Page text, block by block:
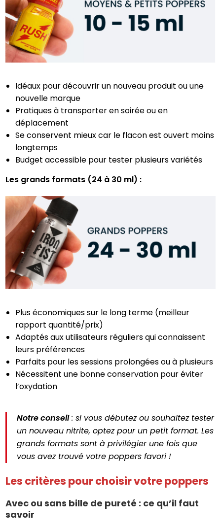
Idéaux pour découvrir un nouveau produit ou une
nouvelle marque
Pratiques à transporter en soirée ou en
déplacement
Se conservent mieux car le flacon est ouvert moins
longtemps
Budget accessible pour tester plusieurs variétés
Les grands formats (24 à 30 ml) :
Plus économiques sur le long terme (meilleur
rapport quantité/prix)
Adaptés aux utilisateurs réguliers qui connaissent
leurs préférences
Parfaits pour les sessions prolongées ou à plusieurs
Nécessitent une bonne conservation pour éviter
l’oxydation
Notre conseil: si vous débutez ou souhaitez tester
un nouveau nitrite, optez pour un petit format. Les
grands formats sont à privilégier une fois que
vous avez trouvé votre poppers favori !
Les critères pour choisir votre poppers
Avec ou sans bille de pureté : ce qu’il faut
savoir